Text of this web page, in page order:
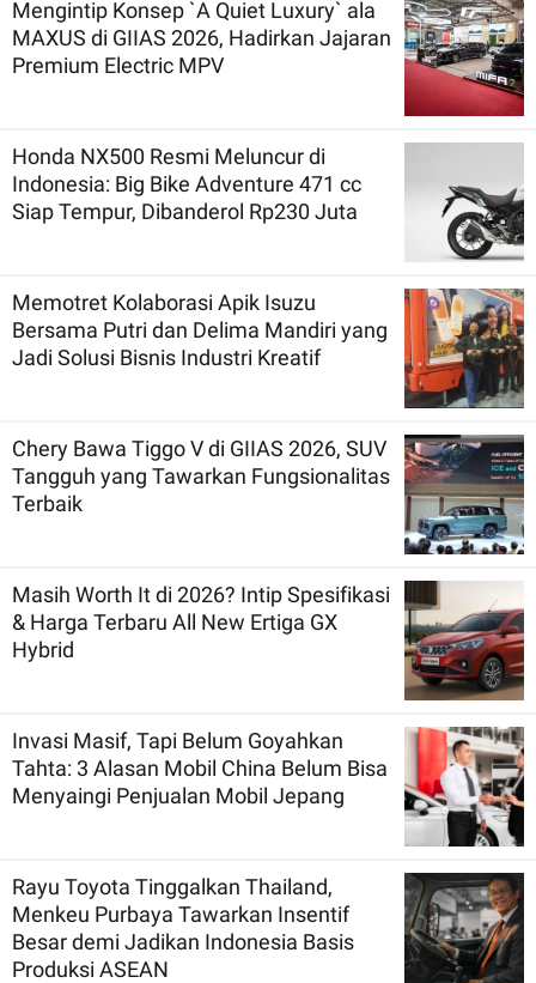
Mengintip Konsep `A Quiet Luxury` ala
MAXUS di GIIAS 2026, Hadirkan Jajaran
Premium Electric MPV
Honda NX500 Resmi Meluncur di
Indonesia: Big Bike Adventure 471 cc
Siap Tempur, Dibanderol Rp230 Juta
Memotret Kolaborasi Apik Isuzu
Bersama Putri dan Delima Mandiri yang
Jadi Solusi Bisnis Industri Kreatif
Chery Bawa Tiggo V di GIIAS 2026, SUV
Tangguh yang Tawarkan Fungsionalitas
Terbaik
Masih Worth It di 2026? Intip Spesifikasi
& Harga Terbaru All New Ertiga GX
Hybrid
Invasi Masif, Tapi Belum Goyahkan
Tahta: 3 Alasan Mobil China Belum Bisa
Menyaingi Penjualan Mobil Jepang
Rayu Toyota Tinggalkan Thailand,
Menkeu Purbaya Tawarkan Insentif
Besar demi Jadikan Indonesia Basis
Produksi ASEAN